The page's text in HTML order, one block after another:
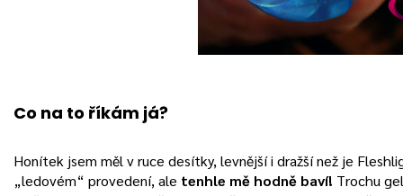
Co na to říkám já?
Honítek jsem měl v ruce desítky, levnější i dražší než je
„ledovém“ provedení, ale tenhle mě hodně baví! Trochu